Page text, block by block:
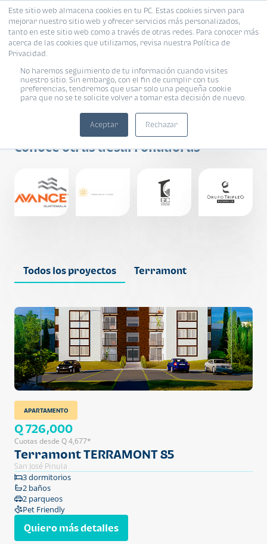
Este sitio web almacena cookies en tu PC. Estas cookies sirven para
mejorar nuestro sitio web y ofrecer servicios más personalizados,
tanto en este sitio web como a través de otras redes. Para conocer más
acerca de las cookies que utilizamos, revisa nuestra Política de
Privacidad.
No haremos seguimiento de tu información cuando visites
nuestro sitio. Sin embargo, con el fin de cumplir con tus
preferencias, tendremos que usar solo una pequeña cookie
para que no se te solicite volver a tomar esta decisión de nuevo.
Aceptar Rechazar
Conoce otras desarrolladoras
Todos los proyectos Terramont
APARTAMENTO
Q 726,000
Cuotas desde Q 4,677*
Terramont TERRAMONT 85
San José Pinula
3 dormitorios
2 baños
2 parqueos
Pet Friendly
Quiero más detalles